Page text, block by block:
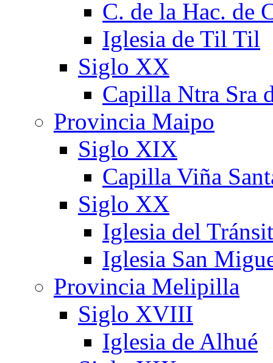
C. de la Hac. de
Iglesia de Til Til
Siglo XX
Capilla Ntra Sra
Provincia Maipo
Siglo XIX
Capilla Viña
Siglo XX
Iglesia del
Iglesia San
Provincia Melipilla
Siglo XVIII
Iglesia de Alhué